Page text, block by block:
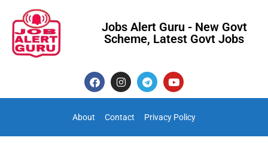
Jobs Alert Guru - New Govt
Scheme, Latest Govt Jobs
About Contact Privacy Policy